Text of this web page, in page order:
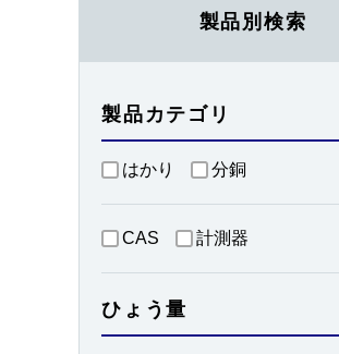
製品別検索
製品カテゴリ
はかり 分銅
CAS 計測器
ひょう量